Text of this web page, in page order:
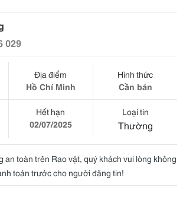
029
Địa điểm
Hồ Chí Minh
Hình thức
Cần bán
Hết hạn
02/07/2025
Loại tin
Thường
an toàn trên Rao vặt, quý khách vui lòng không
toán trước cho người đăng tin!